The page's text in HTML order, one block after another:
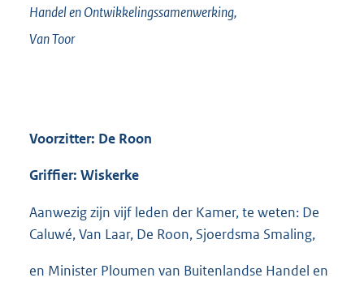
Handel en Ontwikkelingssamenwerking,
Van Toor
Voorzitter: De Roon
Griffier: Wiskerke
Aanwezig zijn vijf leden der Kamer, te weten: De
Caluwé, Van Laar, De Roon, Sjoerdsma Smaling,
en Minister Ploumen van Buitenlandse Handel en